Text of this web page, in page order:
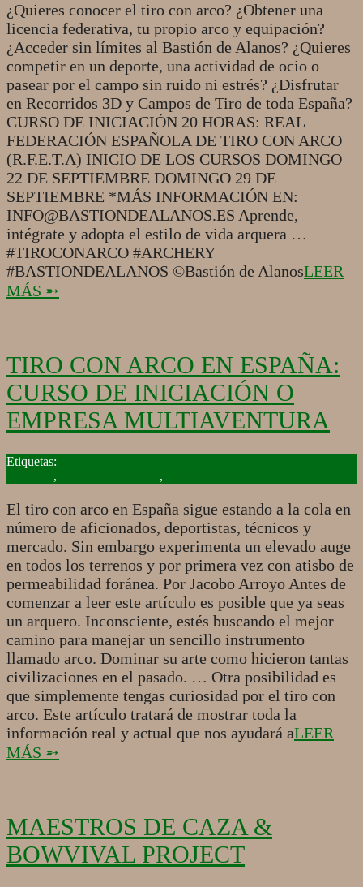
¿Quieres conocer el tiro con arco? ¿Obtener una
licencia federativa, tu propio arco y equipación?
¿Acceder sin límites al Bastión de Alanos? ¿Quieres
competir en un deporte, una actividad de ocio o
pasear por el campo sin ruido ni estrés? ¿Disfrutar
en Recorridos 3D y Campos de Tiro de toda España?
CURSO DE INICIACIÓN 20 HORAS: REAL
FEDERACIÓN ESPAÑOLA DE TIRO CON ARCO
(R.F.E.T.A) INICIO DE LOS CURSOS DOMINGO
22 DE SEPTIEMBRE DOMINGO 29 DE
SEPTIEMBRE *MÁS INFORMACIÓN EN:
INFO@BASTIONDEALANOS.ES Aprende,
intégrate y adopta el estilo de vida arquera …
#TIROCONARCO #ARCHERY
#BASTIONDEALANOS ©Bastión de AlanosLEER
MÁS ➵
TIRO CON ARCO EN ESPAÑA:
CURSO DE INICIACIÓN O
EMPRESA MULTIAVENTURA
2017-
, ,
El tiro con arco en España sigue estando a la cola en
número de aficionados, deportistas, técnicos y
mercado. Sin embargo experimenta un elevado auge
en todos los terrenos y por primera vez con atisbo de
permeabilidad foránea. Por Jacobo Arroyo Antes de
comenzar a leer este artículo es posible que ya seas
un arquero. Inconsciente, estés buscando el mejor
camino para manejar un sencillo instrumento
llamado arco. Dominar su arte como hicieron tantas
civilizaciones en el pasado. … Otra posibilidad es
que simplemente tengas curiosidad por el tiro con
arco. Este artículo tratará de mostrar toda la
información real y actual que nos ayudará aLEER
MÁS ➵
MAESTROS DE CAZA &
BOWVIVAL PROJECT